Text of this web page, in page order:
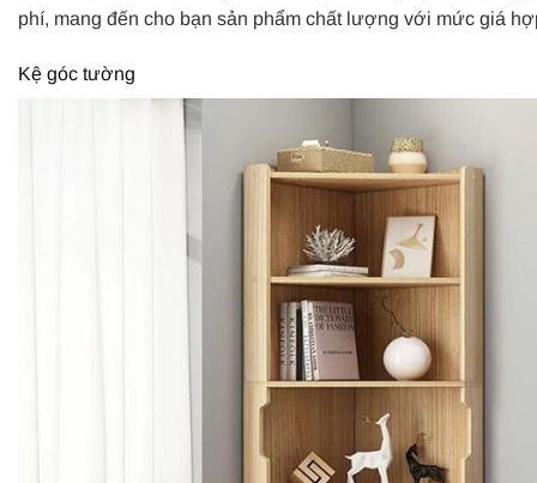
phí, mang đến cho bạn sản phẩm chất lượng với mức giá
Kệ góc tường